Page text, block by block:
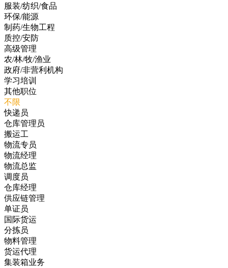
服装/纺织/食品
环保/能源
制药/生物工程
质控/安防
高级管理
农/林/牧/渔业
政府/非营利机构
学习培训
其他职位
不限
快递员
仓库管理员
搬运工
物流专员
物流经理
物流总监
调度员
仓库经理
供应链管理
单证员
国际货运
分拣员
物料管理
货运代理
集装箱业务